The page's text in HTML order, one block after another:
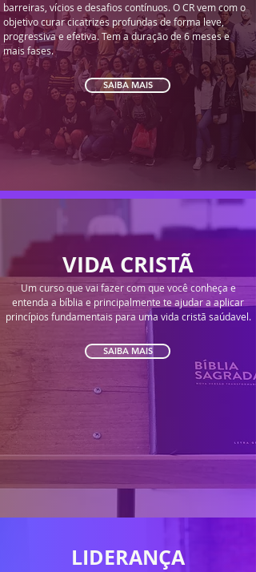
barreiras, vícios e desafios contínuos. O CR vem com o
objetivo curar cicatrizes profundas de forma leve,
progressiva e efetiva. Tem a duração de 6 meses e
mais fases.
SAIBA MAIS
VIDA CRISTÃ
Um curso que vai fazer com que você conheça e
entenda a bíblia e principalmente te ajudar a aplicar
princípios fundamentais para uma vida cristã saúdavel.
SAIBA MAIS
LIDERANÇA